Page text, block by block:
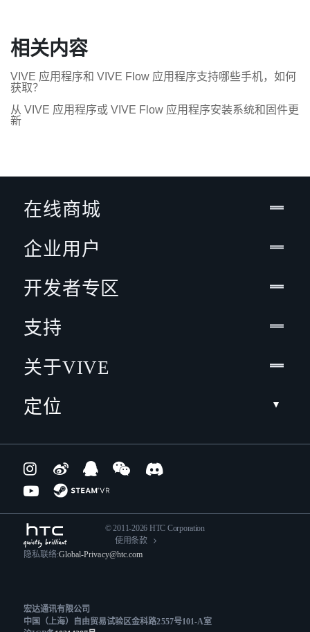
相关内容
VIVE 应用程序和 VIVE Flow 应用程序支持哪些手机，如何
获取？
从 VIVE 应用程序或 VIVE Flow 应用程序安装系统和固件更
新
在线商城
企业用户
开发者专区
支持
关于VIVE
定位
© 2011-2026 HTC Corporation
使用条款
隐私联络:Global-Privacy@htc.com
宏达通讯有限公司
中国（上海）自由贸易试验区金科路2557号101-A室